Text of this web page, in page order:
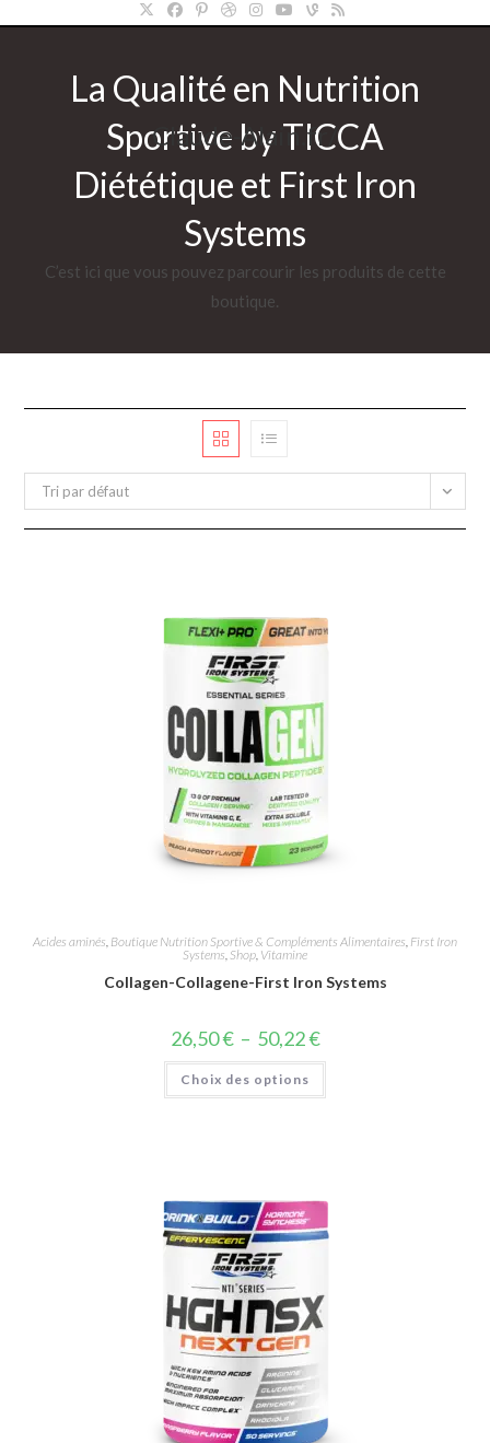
Claude-Alain.fr/
La Qualité en Nutrition
Sportive by TICCA
Diététique et First Iron
Systems
C’est ici que vous pouvez parcourir les produits de cette
boutique.
Tri par défaut
Acides aminés, Boutique Nutrition Sportive & Compléments Alimentaires, First Iron
Systems, Shop, Vitamine
Collagen-Collagene-First Iron Systems
26,50€ – 50,22€
Choix des options